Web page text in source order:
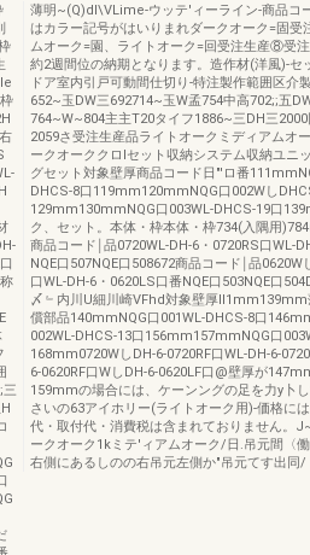
三
薄明~(Q)dl\VLime-ウッテ'ィーライン-商品コ
はカラー記号がはいりまれダークオーク=固受
ムオーク=園、ライトオーク=回受注生産⑧受
約2週間位の納期となります。造作材(洋風)-セ
ドア室内引戸可動間仕切り-特注製作範囲区介
652~玉DW三692714~玉W孟754中高702;;五
764~W~804主主T20タイフ1886~三DH三
2059さ受注生産品ライトオークミディアムオ
ークオーククロlセット収納システム収納ユニ
グセット対象壁厚商品コード日"'ロ番
DHCS-8口119mm120mmNQG口002Wし
129mm130mmNQG口003WL-DHCS-19口
ク、セット。本体・枠本体・枠734(入隅用
商品コード￨品0720WL-DH-6・0720RS口WL-
NQE口507NQE口508672商品コード￨品0620W
口WL-DH-6・0620LS口番NQE口503NQE口
〆﹄内川U細川崎VFhd対象壁厚ll1mm139mm
償部品140mmNQG口001WL-DHCS-8口
002WL-DHCS-13口156mm157mmNQG口
168mm0720WしDH-6-0720RF口WL-DH-6-
6-0620RF口WしDH-6-0620LF口@壁厚が
159mmの場合には、ケーンングの足を力y卜
さいの63アイホリー(ライトオーク用)-価格に
代・取付代・消費税は含まれておりません。
ークオーク1kミテ'ィアムオーク/日.吊元間〈
右側にあるしのの右吊元左側か"吊元てす出同/